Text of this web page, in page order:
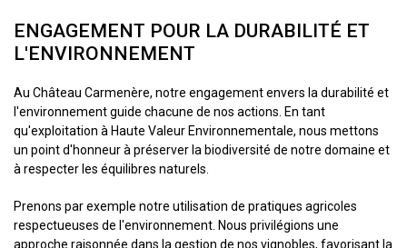
ENGAGEMENT POUR LA DURABILITÉ ET
L'ENVIRONNEMENT
Au Château Carmenère, notre engagement envers la durabilité et
l'environnement guide chacune de nos actions. En tant
qu'exploitation à Haute Valeur Environnementale, nous mettons
un point d'honneur à préserver la biodiversité de notre domaine et
à respecter les équilibres naturels.
Prenons par exemple notre utilisation de pratiques agricoles
respectueuses de l'environnement. Nous privilégions une
approche raisonnée dans la gestion de nos vignobles, favorisant la